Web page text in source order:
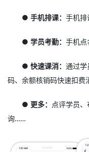
● 手机排课：手机排
● 学员考勤：手机点
● 快速课消：通过
码、余额核销码快速扣费
● 更多： 点评学员
询……